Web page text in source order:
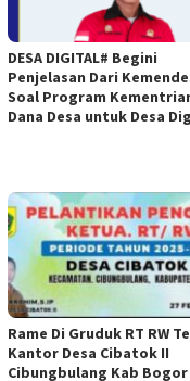
DESA DIGITAL# Begini
Penjelasan Dari
Soal Program
Dana Desa untuk Desa
Rame Di Gruduk RT RW
Kantor Desa Cibatok II
Cibungbulang Kab Bogor